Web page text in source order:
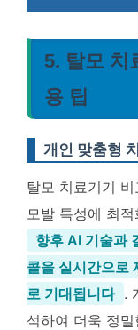
5. 탈모 치
용 팁
개인 맞춤형
탈모 치료기기
모발 특성에 최
향후 AI 기술과
콜을 실시간으로
로 기대됩니다 .
석하여 더욱 정